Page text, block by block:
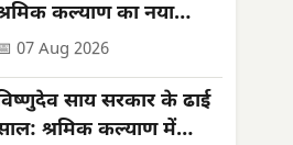
कल्याण का नया
बनी राष्ट्रीय पहचान
07 Aug 2026
साय सरकार के ढाई
श्रमिक कल्याण में